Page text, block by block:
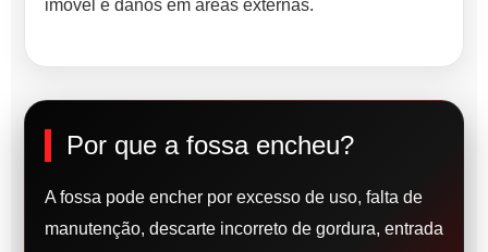
imóvel e danos em áreas externas.
Por que a fossa encheu?
A fossa pode encher por excesso de uso, falta de
manutenção, descarte incorreto de gordura, entrada